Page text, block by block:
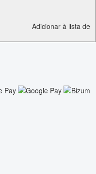
Adicionar à lista de